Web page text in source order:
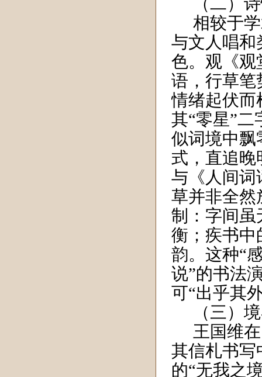
相较于
与文人唱和
色。观《观
语，行草笔
情绪起伏而
其“零星”
似词境中飘
式，直追晚
与《人间词
草并非全然
制：字间虽
衡；疾书中
韵。这种“
说”的书法
可“出乎其
（三）
王国维
其信札书写
的“无我之